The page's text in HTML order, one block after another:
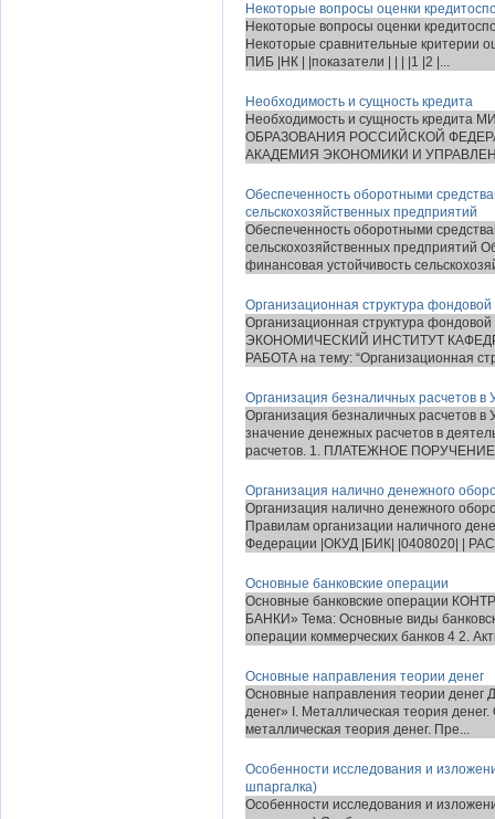
Некоторые вопросы оценки
Некоторые вопросы оценки
Некоторые сравнительные критерии
ПИБ |НК | |показатели | | | |1 |2 |...
Необходимость и сущность кредита
Необходимость и сущность
ОБРАЗОВАНИЯ РОССИЙСКОЙ
АКАДЕМИЯ ЭКОНОМИКИ И
Обеспеченность оборотными
сельскохозяйственных предприятий
Обеспеченность оборотными
сельскохозяйственных предприятий
финансовая устойчивость
Организационная структура
Организационная структура
ЭКОНОМИЧЕСКИЙ ИНСТИТУТ
РАБОТА на тему: “Организационная
Организация безналичных расчетов в
Организация безналичных
значение денежных расчетов в
расчетов. 1. ПЛАТЕЖНОЕ ПОРУЧЕНИЕ
Организация налично денежного
Организация налично денежного
Правилам организации наличного
Федерации |ОКУД |БИК| |0408020| |
Основные банковские операции
Основные банковские операции
БАНКИ» Тема: Основные виды
операции коммерческих банков 4 2.
Основные направления теории денег
Основные направления теории денег
денег» I. Металлическая теория
металлическая теория денег. Пре...
Особенности исследования и
шпаргалка)
Особенности исследования и